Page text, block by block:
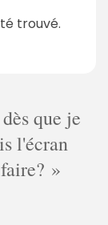
trouvé.
que je
l'écran